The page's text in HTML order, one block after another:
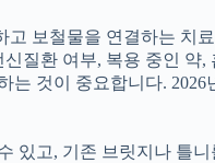
보철물을 연결하는 치
질환 여부, 복용 중인
것이 중요합니다. 2026
있고, 기존 브릿지나 틀